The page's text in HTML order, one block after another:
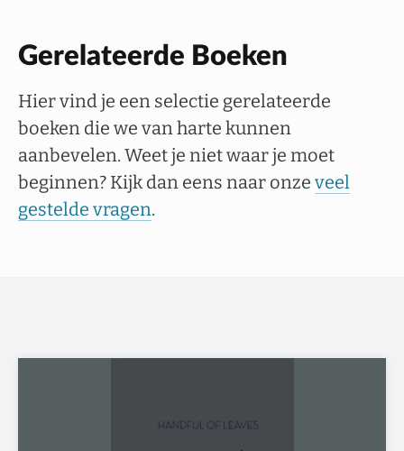
Gerelateerde Boeken
Hier vind je een selectie gerelateerde
boeken die we van harte kunnen
aanbevelen. Weet je niet waar je moet
beginnen? Kijk dan eens naar onze veel
gestelde vragen.